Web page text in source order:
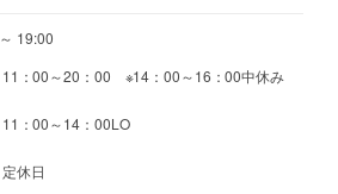
19:00
：00～20：00 ※14：00～16：00中休み
：00～14：00LO
休日